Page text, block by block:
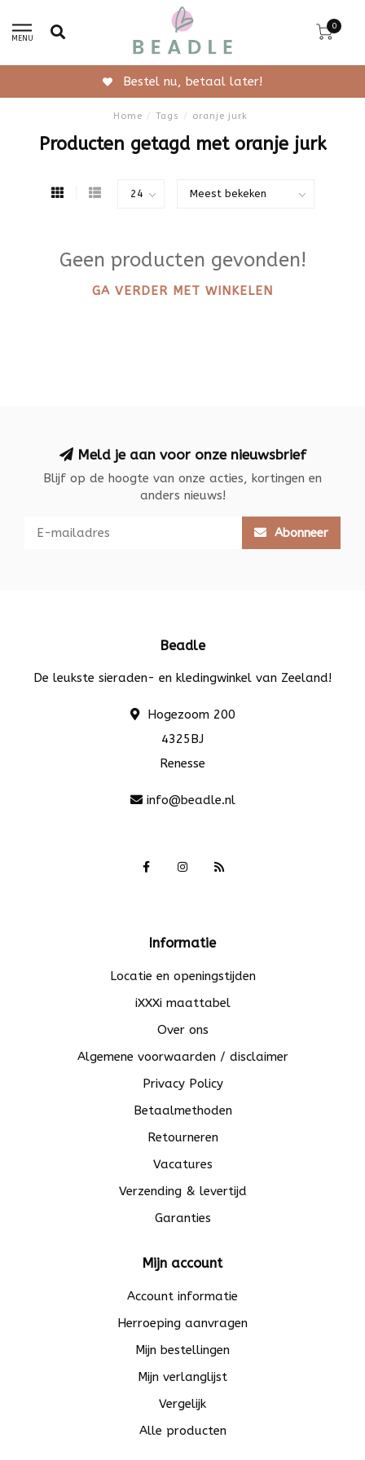
MENU
0
Bestel nu, betaal later!
Home / Tags / oranje jurk
Producten getagd met oranje jurk
Geen producten gevonden!
GA VERDER MET WINKELEN
Meld je aan voor onze nieuwsbrief
Blijf op de hoogte van onze acties, kortingen en
anders nieuws!
Abonneer
Beadle
De leukste sieraden- en kledingwinkel van Zeeland!
Hogezoom 200
4325BJ
Renesse
info@beadle.nl
Informatie
Locatie en openingstijden
iXXXi maattabel
Over ons
Algemene voorwaarden / disclaimer
Privacy Policy
Betaalmethoden
Retourneren
Vacatures
Verzending & levertijd
Garanties
Mijn account
Account informatie
Herroeping aanvragen
Mijn bestellingen
Mijn verlanglijst
Vergelijk
Alle producten